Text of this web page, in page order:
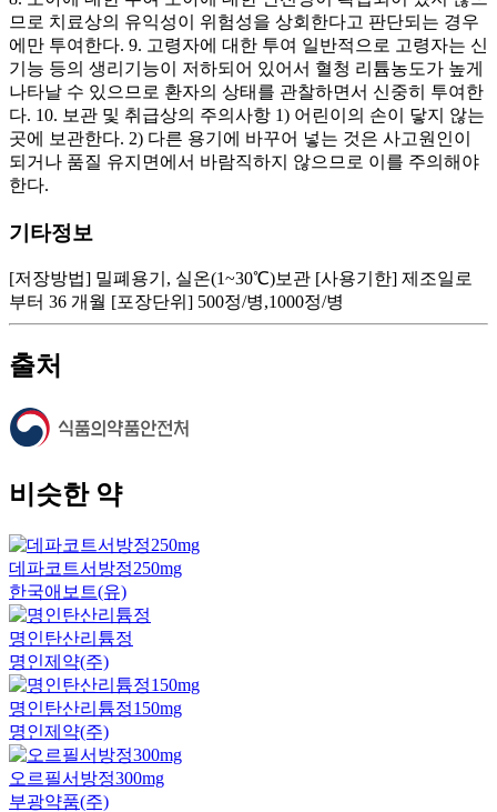
므로 치료상의 유익성이 위험성을 상회한다고 판단되는 경우
에만 투여한다. 9. 고령자에 대한 투여 일반적으로 고령자는 신
기능 등의 생리기능이 저하되어 있어서 혈청 리튬농도가 높게
나타날 수 있으므로 환자의 상태를 관찰하면서 신중히 투여한
다. 10. 보관 및 취급상의 주의사항 1) 어린이의 손이 닿지 않는
곳에 보관한다. 2) 다른 용기에 바꾸어 넣는 것은 사고원인이
되거나 품질 유지면에서 바람직하지 않으므로 이를 주의해야
한다.
기타정보
[저장방법] 밀폐용기, 실온(1~30℃)보관 [사용기한] 제조일로
부터 36 개월 [포장단위] 500정/병,1000정/병
출처
비슷한 약
데파코트서방정250mg
한국애보트(유)
명인탄산리튬정
명인제약(주)
명인탄산리튬정150mg
명인제약(주)
오르필서방정300mg
부광약품(주)